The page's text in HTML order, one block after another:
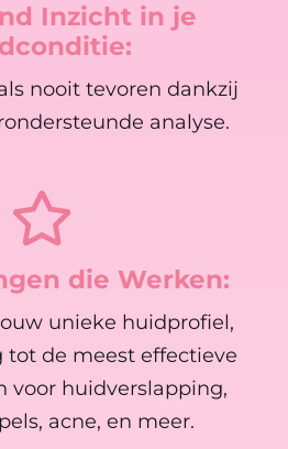
Inzicht in je
nooit tevoren dankzij
analyse.
die Werken:
unieke huidprofiel,
tot de meest effectieve
voor huidverslapping,
acne, en meer.